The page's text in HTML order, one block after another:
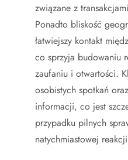
związane z
Ponadto bliskość
łatwiejszy kontakt
co sprzyja budowaniu
zaufaniu i otwartości.
osobistych spotkań
informacji, co jest
przypadku pilnych
natychmiastowej